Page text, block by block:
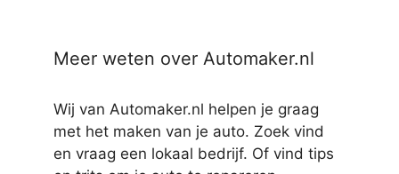
Meer weten over Automaker.nl
Wij van Automaker.nl helpen je graag
met het maken van je auto. Zoek vind
en vraag een lokaal bedrijf. Of vind tips